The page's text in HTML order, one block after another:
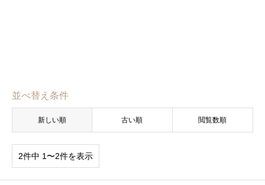
並べ替え条件
新しい順 古い順 閲覧数順
2件中 1〜2件を表示